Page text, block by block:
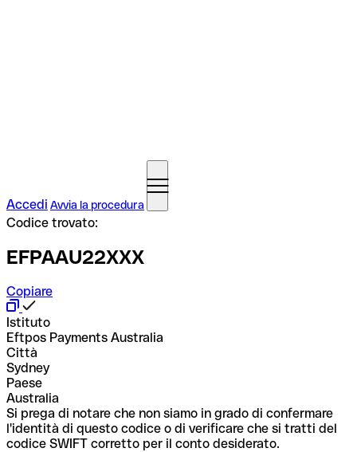
Accedi Avvia la procedura
Codice trovato:
EFPAAU22XXX
Copiare
Istituto
Eftpos Payments Australia
Città
Sydney
Paese
Australia
Si prega di notare che non siamo in grado di confermare
l'identità di questo codice o di verificare che si tratti del
codice SWIFT corretto per il conto desiderato.